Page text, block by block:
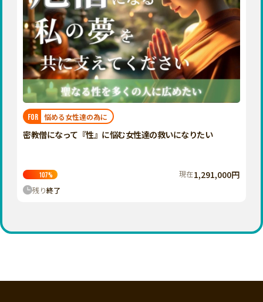
山形
関東
神奈川
石川
奈良
和歌山
中国
鳥取 島根 岡山 広島 山口
四国
徳島 香川 愛媛 高知
九州・沖縄
福岡 佐賀 長崎
宮崎
鹿児島 沖縄
FOR 悩める女性達の為に
密教僧になって『性』に悩む女性達の救いになりたい
107% 現在1,291,000円
残り終了